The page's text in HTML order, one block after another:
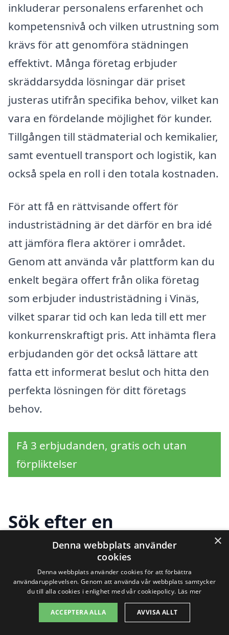
inkluderar personalens erfarenhet och
kompetensnivå och vilken utrustning som
krävs för att genomföra städningen
effektivt. Många företag erbjuder
skräddarsydda lösningar där priset
justeras utifrån specifika behov, vilket kan
vara en fördelande möjlighet för kunder.
Tillgången till städmaterial och kemikalier,
samt eventuell transport och logistik, kan
också spela en roll i den totala kostnaden.
För att få en rättvisande offert för
industristädning är det därför en bra idé
att jämföra flera aktörer i området.
Genom att använda vår plattform kan du
enkelt begära offert från olika företag
som erbjuder industristädning i Vinäs,
vilket sparar tid och kan leda till ett mer
konkurrenskraftigt pris. Att inhämta flera
erbjudanden gör det också lättare att
fatta ett informerat beslut och hitta den
perfekta lösningen för ditt företags
behov.
Få 3 erbjudanden, gratis och utan
förpliktelser
Sök efter en
professionell för
industristädning i
andra städer nära Vinäs
×
Denna webbplats använder
cookies
Denna webbplats använder cookies för att förbättra
användarupplevelsen. Genom att använda vår webbplats samtycker
du till alla cookies i enlighet med vår cookiepolicy. Läs mer
ACCEPTERA ALLA AVVISA ALLT